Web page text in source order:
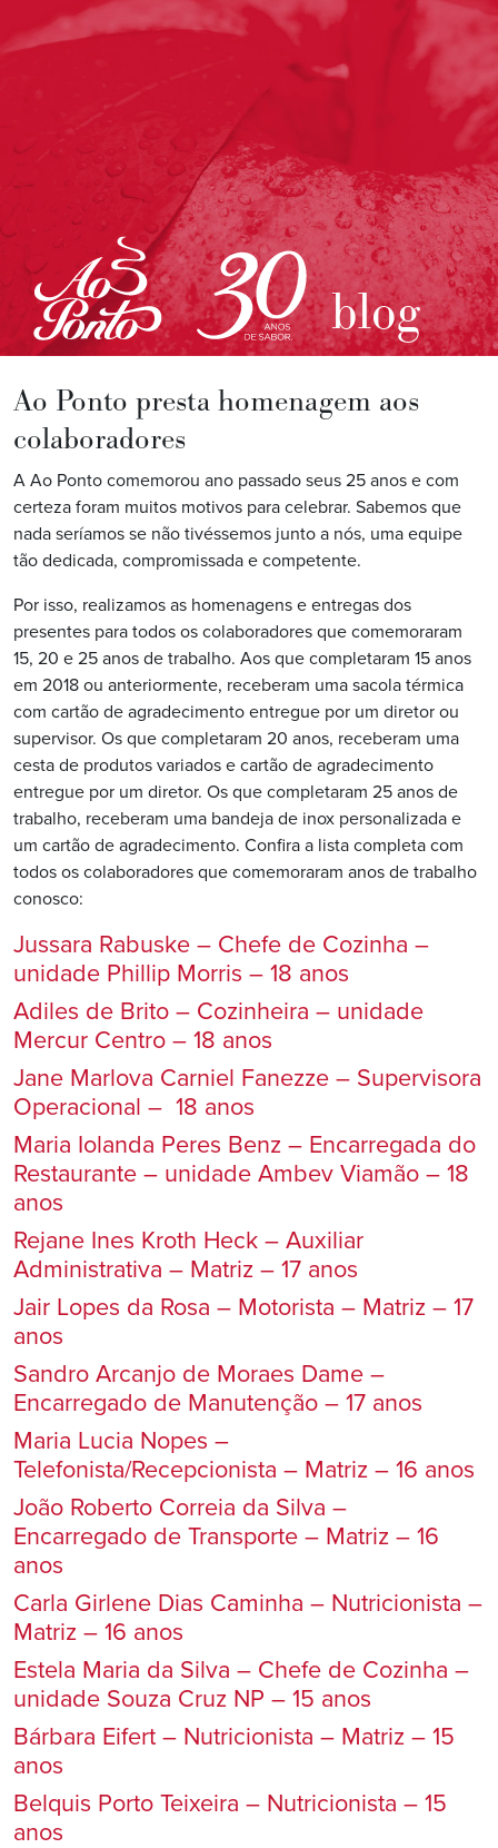
blog
Ao Ponto presta homenagem aos
colaboradores
A Ao Ponto comemorou ano passado seus 25 anos e com
certeza foram muitos motivos para celebrar. Sabemos que
nada seríamos se não tivéssemos junto a nós, uma equipe
tão dedicada, compromissada e competente.
Por isso, realizamos as homenagens e entregas dos
presentes para todos os colaboradores que comemoraram
15, 20 e 25 anos de trabalho. Aos que completaram 15 anos
em 2018 ou anteriormente, receberam uma sacola térmica
com cartão de agradecimento entregue por um diretor ou
supervisor. Os que completaram 20 anos, receberam uma
cesta de produtos variados e cartão de agradecimento
entregue por um diretor. Os que completaram 25 anos de
trabalho, receberam uma bandeja de inox personalizada e
um cartão de agradecimento. Confira a lista completa com
todos os colaboradores que comemoraram anos de trabalho
conosco:
Jussara Rabuske – Chefe de Cozinha –
unidade Phillip Morris – 18 anos
Adiles de Brito – Cozinheira – unidade
Mercur Centro – 18 anos
Jane Marlova Carniel Fanezze – Supervisora
Operacional – 18 anos
Maria Iolanda Peres Benz – Encarregada do
Restaurante – unidade Ambev Viamão – 18
anos
Rejane Ines Kroth Heck – Auxiliar
Administrativa – Matriz – 17 anos
Jair Lopes da Rosa – Motorista – Matriz – 17
anos
Sandro Arcanjo de Moraes Dame –
Encarregado de Manutenção – 17 anos
Maria Lucia Nopes –
Telefonista/Recepcionista – Matriz – 16 anos
João Roberto Correia da Silva –
Encarregado de Transporte – Matriz – 16
anos
Carla Girlene Dias Caminha – Nutricionista –
Matriz – 16 anos
Estela Maria da Silva – Chefe de Cozinha –
unidade Souza Cruz NP – 15 anos
Bárbara Eifert – Nutricionista – Matriz – 15
anos
Belquis Porto Teixeira – Nutricionista – 15
anos